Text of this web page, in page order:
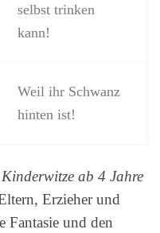
selbst trinken
kann!
Weil ihr Schwanz
hinten ist!
Kinderwitze ab 4 Jahre
Erzieher und
Fantasie und den